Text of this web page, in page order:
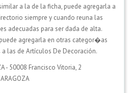
a la de la ficha, puede agregarla a
siempre y cuando reuna las
adecuadas para ser dada de alta.
agregarla en otras categor�as
a las de Artículos De Decoración.
- 50008 Francisco Vitoria, 2